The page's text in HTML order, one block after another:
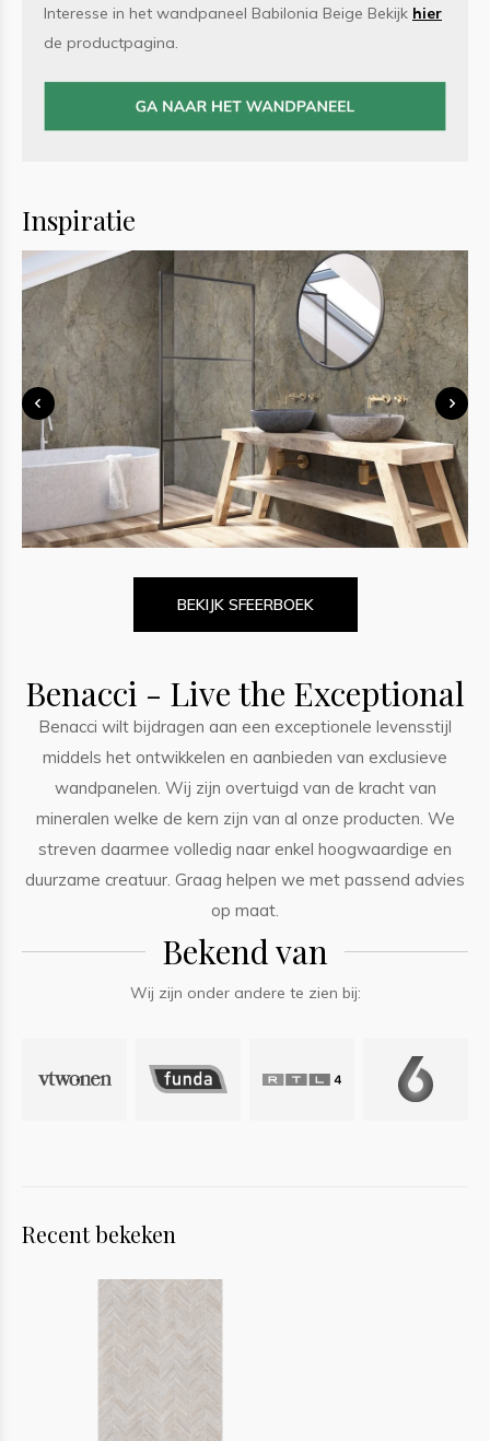
Interesse in het wandpaneel Babilonia Beige Bekijk hier
de productpagina.
Inspiratie
BEKIJK SFEERBOEK
Benacci - Live the Exceptional
Benacci wilt bijdragen aan een exceptionele levensstijl
middels het ontwikkelen en aanbieden van exclusieve
wandpanelen. Wij zijn overtuigd van de kracht van
mineralen welke de kern zijn van al onze producten. We
streven daarmee volledig naar enkel hoogwaardige en
duurzame creatuur. Graag helpen we met passend advies
op maat.
Bekend van
Wij zijn onder andere te zien bij:
Recent bekeken